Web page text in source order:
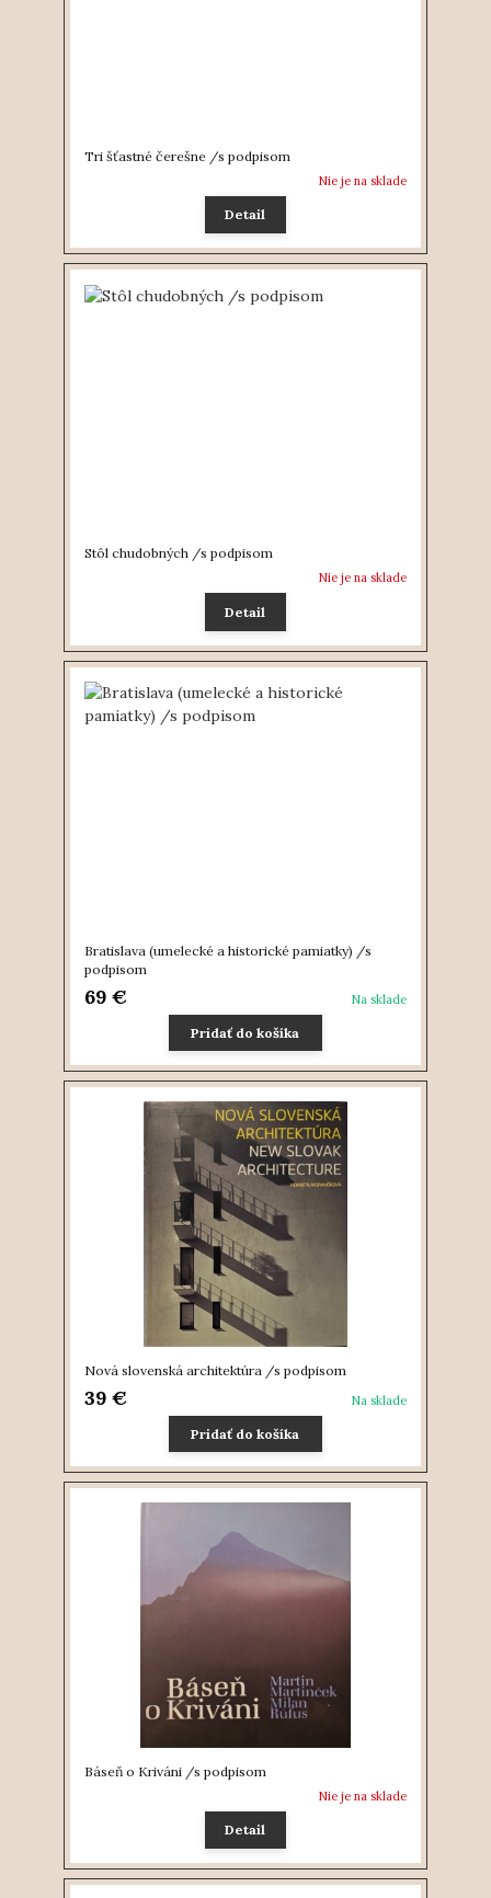
Tri šťastné čerešne /s podpisom
Nie je na sklade
Detail
Stôl chudobných /s podpisom
Nie je na sklade
Detail
Bratislava (umelecké a historické pamiatky) /s
podpisom
69 € Na sklade
Pridať do košíka
Nová slovenská architektúra /s podpisom
39 € Na sklade
Pridať do košíka
Báseň o Kriváni /s podpisom
Nie je na sklade
Detail